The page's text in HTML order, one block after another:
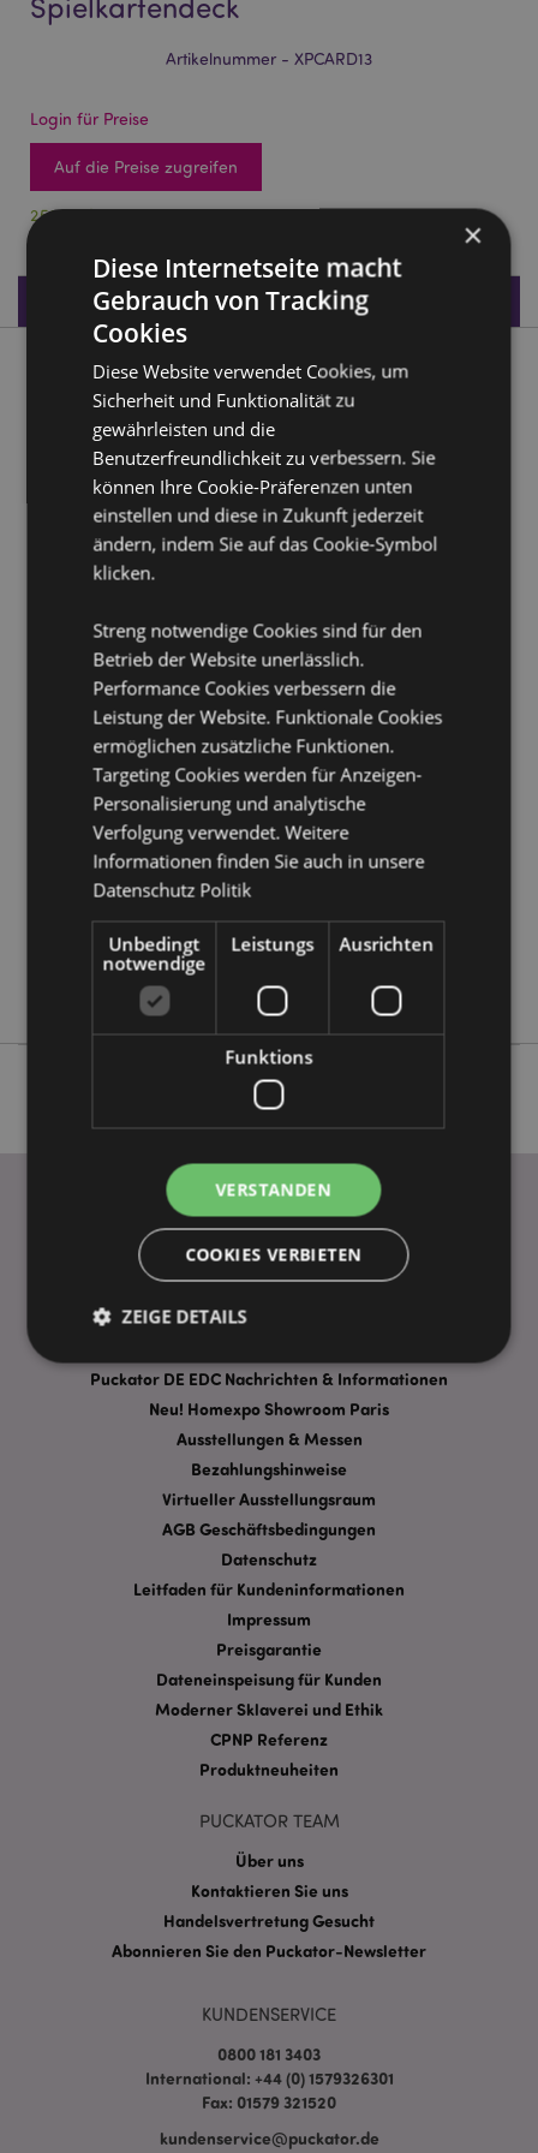
Artikelnummer - XPCARD13
Login für Preise
Auf die Preise zugreifen
252 auf Lager
Produktdaten
Produktbeschreibung
Gonk Weihnachten Standard-Spielkartendeck
Material:Karte und Papier
Anzahl der Karten im Deck: 52 und 2 Joker
Saisonaler Feiertag/ festlicher Anlass:Weihnachten
Möchten Sie mehr über den Einkauf bei Puckator
erfahren?Dann lesen Sie unserenLeitfaden für
Kundeninformationen.
Produktattribute
Information
Höhe 9cm Breite 6.5cm Tiefe 2.5cm
5055071797514
120
0.114000
Keine
Keine
Keine
WICHTIGE INFORMATION
FAQ
Lieferbedingungen
Puckator DE EDC Nachrichten & Informationen
Neu! Homexpo Showroom Paris
Ausstellungen & Messen
Bezahlungshinweise
Virtueller Ausstellungsraum
AGB Geschäftsbedingungen
Datenschutz
Leitfaden für Kundeninformationen
Impressum
Preisgarantie
Dateneinspeisung für Kunden
Moderner Sklaverei und Ethik
CPNP Referenz
Produktneuheiten
PUCKATOR TEAM
Über uns
Kontaktieren Sie uns
Handelsvertretung Gesucht
Abonnieren Sie den Puckator-Newsletter
KUNDENSERVICE
0800 181 3403
International: +44 (0) 1579326301
Fax: 01579 321520
kundenservice@puckator.de
×
Diese Internetseite macht
Gebrauch von Tracking
Cookies
Diese Website verwendet Cookies, um
Sicherheit und Funktionalität zu
gewährleisten und die
Benutzerfreundlichkeit zu verbessern. Sie
können Ihre Cookie-Präferenzen unten
einstellen und diese in Zukunft jederzeit
ändern, indem Sie auf das Cookie-Symbol
klicken.
Streng notwendige Cookies sind für den
Betrieb der Website unerlässlich.
Performance Cookies verbessern die
Leistung der Website. Funktionale Cookies
ermöglichen zusätzliche Funktionen.
Targeting Cookies werden für Anzeigen-
Personalisierung und analytische
Verfolgung verwendet. Weitere
Informationen finden Sie auch in unsere
Datenschutz Politik
Unbedingt
notwendige
Leistungs Ausrichten
Funktions
VERSTANDEN
COOKIES VERBIETEN
ZEIGE DETAILS
Unbedingt notwendige
Leistungs
Ausrichten
Funktions
Streng-notwendige-Cookies ermöglichen
Kernfunktionen der Website wie die
Benutzeranmeldung und die Kontoverwaltung.
Website nicht richtig genutzt werden.
CookieScriptConsent
.puckator.de
Datenschutzbestimmungen von Google